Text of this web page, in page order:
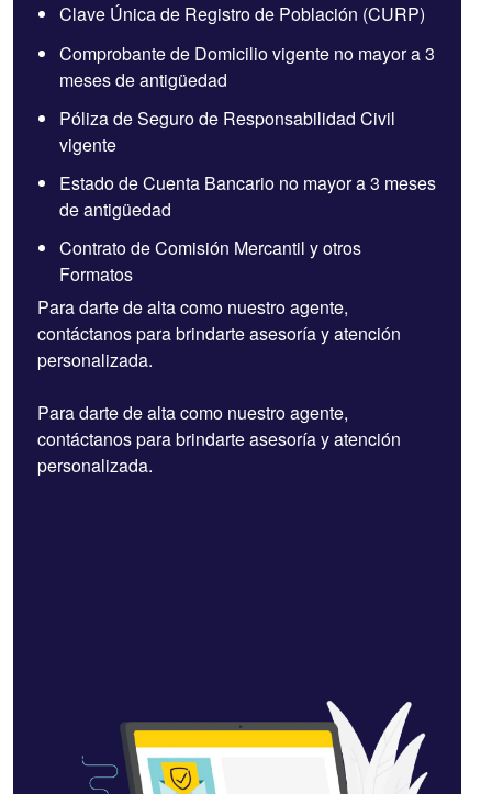
Clave Única de Registro de Población (CURP)
Comprobante de Domicilio vigente no mayor a 3
meses de antigüedad
Póliza de Seguro de Responsabilidad Civil
vigente
Estado de Cuenta Bancario no mayor a 3 meses
de antigüedad
Contrato de Comisión Mercantil y otros
Formatos
Para darte de alta como nuestro agente,
contáctanos para brindarte asesoría y atención
personalizada.
Para darte de alta como nuestro agente,
contáctanos para brindarte asesoría y atención
personalizada.